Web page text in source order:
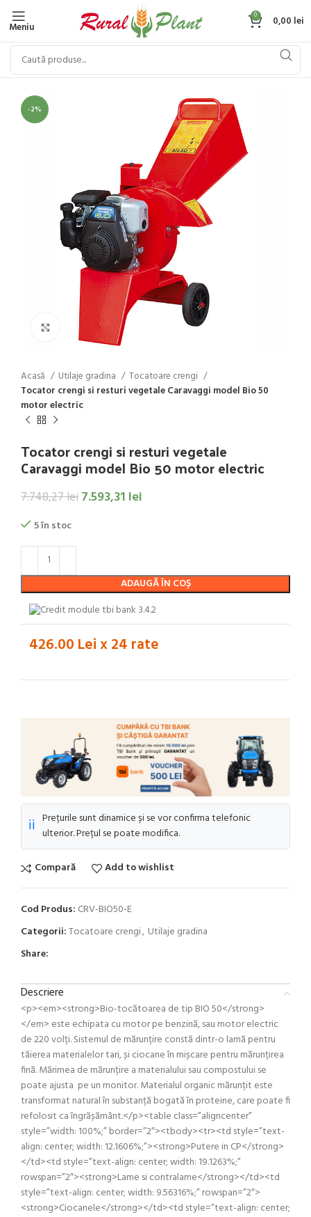
Meniu
0 0,00 lei
-2%
Click to enlarge
Acasă Utilaje gradina
Tocatoare crengi
Tocator crengi si resturi vegetale Caravaggi model Bio 50
motor electric
Tocator crengi si resturi vegetale
Caravaggi model Bio 50 motor electric
7.748,27lei7.593,31 lei
5 în stoc
ADAUGĂ ÎN COȘ
426.00 Lei x 24 rate
ℹ️ Prețurile sunt dinamice și se vor confirma telefonic
ulterior. Prețul se poate modifica.
Compară Add to wishlist
Cod Produs: CRV-BIO50-E
Categorii:Tocatoare crengi, Utilaje gradina
Share:
Descriere
<p><em><strong>Bio-tocătoarea de tip BIO 50</strong>
</em> este echipata cu motor pe benzină, sau motor electric
de 220 volți. Sistemul de mărunțire constă dintr-o lamă pentru
tăierea materialelor tari, și ciocane în mișcare pentru mărunțirea
fină. Mărimea de mărunțire a materialului sau compostului se
poate ajusta pe un monitor. Materialul organic mărunțit este
transformat natural în substanță bogată în proteine, care poate fi
refolosit ca îngrășământ.</p><table class=”aligncenter”
style=”width: 100%;” border=”2″><tbody><tr><td style=”text-
align: center; width: 12.1606%;”><strong>Putere in CP</strong>
</td><td style=”text-align: center; width: 19.1263%;”
rowspan=”2″><strong>Lame si contralame</strong></td><td
style=”text-align: center; width: 9.56316%;” rowspan=”2″>
<strong>Ciocanele</strong></td><td style=”text-align: center;